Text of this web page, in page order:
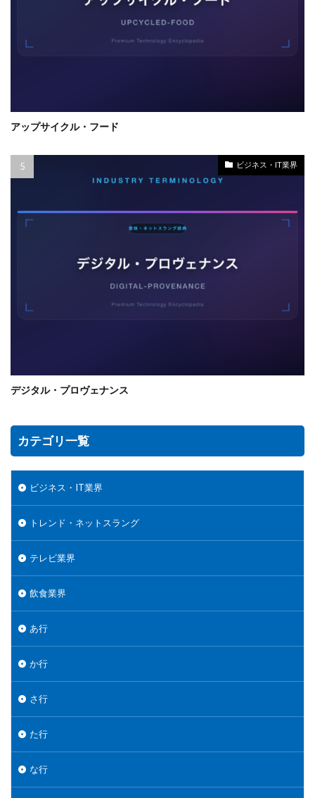
アップサイクル・フード
ビジネス・IT業界
デジタル・プロヴェナンス
カテゴリ一覧
ビジネス・IT業界
トレンド・ネットスラング
テレビ業界
飲食業界
あ行
か行
さ行
た行
な行